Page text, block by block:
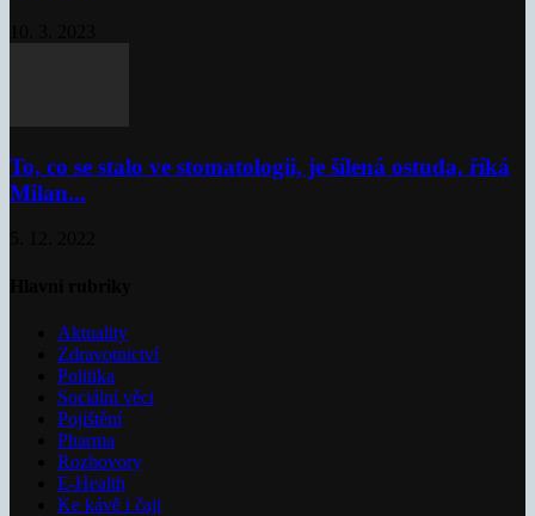
To, co se stalo ve stomatologii, je šílená ostuda, říká
Milan...
Aktuality
Zdravotnictví
Politika
Sociální věci
Pojištění
Pharma
Rozhovory
E-Health
Ke kávě i čaji